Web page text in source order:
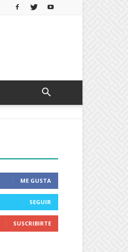
ME GUSTA
SEGUIR
SUSCRIBIRTE